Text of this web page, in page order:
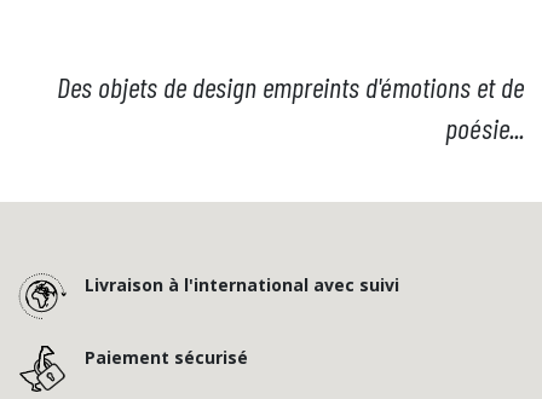
Des objets de design empreints d'émotions et de
poésie...
Livraison à l'international avec suivi
Paiement sécurisé